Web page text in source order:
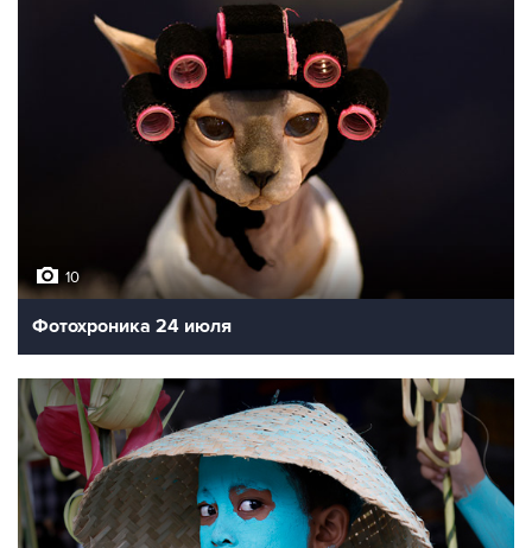
10
Фотохроника 24 июля